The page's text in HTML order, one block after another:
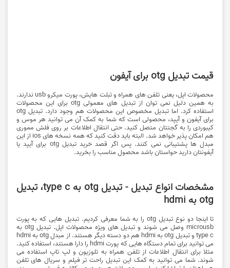
قیمت تبدیل otg برای آیفون
محصولات اپل، یعنی تلفن های همراه و تبلت هایش، پورت میکرو usb ندارند.
به همین دلیل نمی توان از تبدیل های معمولی otg برای این محصولات
استفاده کرد. اما تبدیل مخصوص این محصولات هم وجود دارد. تبدیل otg
برای آیفون و آیپد، محصولی است که شما به کمک آن می توانید هر موس و
کیبوردی را به گجتتان متصل کنید. حتی انتقال اطلاعات بر روی فلش مموری
هم امکان پذیر خواهد شد. البته باید دقت کنید که همه نسخه های ios از این
مبدل ها پشتیبانی نمی کنند. پس اگر قصد خرید تبدیل otg برای آیپد یا
آیفونتان دارید حواستان باشد محصول مناسب را بخرید.
مشخصات انواع تبدیل - تبدیل otg به type c، تبدیل
otg به hdmi
تا اینجا دو نوع تبدیل otg را به شما معرفی کردیم. تبدیل هایی که به پورت
microusb وصل می شوند و تبدیل های ویژه محصولات اپل. تبدیل otg به
type c و تبدیل otg به hdmi هم دو دسته دیگر هستند. از مبدل otg به hdmi
می توانید برای تمام دستگاه هایی که پورت hdmi را دارا هستند، استفاده کنید.
مثلا برای انتقال اطلاعات از تلفن همراه به تلوزیون و لپ تاپ استفاده می
شوند. شما می توانید به کمک این تبدیل راحت تر فیلم و سریال های تلفن